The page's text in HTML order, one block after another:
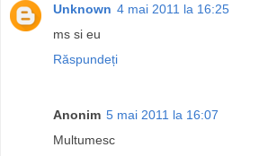
Unknown 4 mai 2011 la 16:25
ms si eu
Răspundeți
Anonim 5 mai 2011 la 16:07
Multumesc